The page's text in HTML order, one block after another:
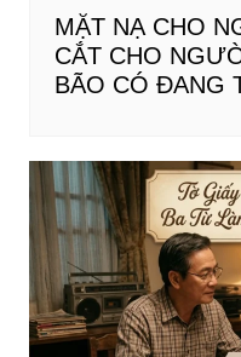
MẶT NẠ CHO
CẮT CHO
BÃO CÓ ĐANG